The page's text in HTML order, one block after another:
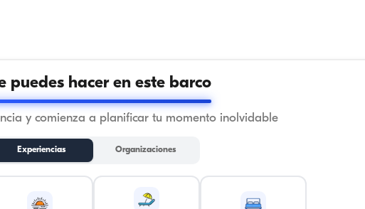
puedes hacer en este barco
y comienza a planificar tu momento inolvidable
Experiencias Organizaciones